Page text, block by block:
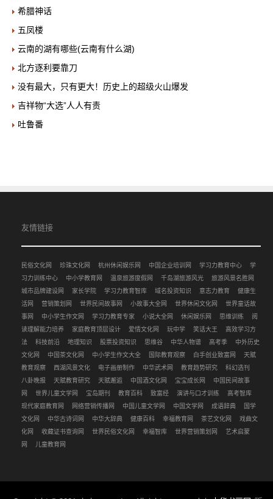
希腊神话
五凤楼
云南的湖有哪些(云南有什么湖)
北方逐利要靠刀
没有最大，只有更大！历史上的超级火山爆发
吉祥物“大选”人人有责
吐鲁番
友情链接
民俗文化网 珍珠文化网 杭州休闲娱乐网 中国企业培训网 学习力教育中心
学
习力训练中心
中小学教育网 温泉旅游度假网 千岛湖旅游风光
旅游风景名胜网
城市品牌建设网
家长学院 学习力教育智库 域名投资知识 意志力教育
健康生
活网
营销策划网 世界民间故事网 小故事大全网 世界休闲文化网
世界童话故
事网
中小学生作文网 学习力教育专家 小说大全网 休闲娱乐网 思维训练
阅
读理解能力培养
家庭教育顶层设计 爱情文化网 玩中学 笑话大王
高效学习方
法
科技前沿 地理知识 股票投资知识 思维谷 中华人物谱 高考季
中外历史
文化网
中国茶文化网 中小学生作文大全 国际教育观察 白手创业致富网
天赋
教育观察
西湖风景文化 电子画册制作 中华武术网 教育趋势研究
科幻选刊
八卦晚报
天赋教育研究 天赋邂逅 中国酒文化网 宝宝成长网
中国民间故事
网
世界儿童文学网 宝岛期刊 教育百科 致富经 演讲与口才训练
高考智库
现代家庭教育网
网络营销传播网 中国儿童文学网 中国文学网 成语辞典
国学
文化网
中华古诗词网 中华大辞典 健康百科 幸福教育网 茶艺文化网
戏曲文
化网
收藏证书查询网 世界民俗文化网 幸福智库 世界营销策划网
艺术启蒙
网
儿童教育网